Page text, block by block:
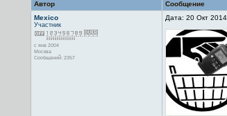
Автор
Сообщение
Mexico
Участник
с янв 2004
Москва
Сообщений: 2357
Дата: 20 Окт